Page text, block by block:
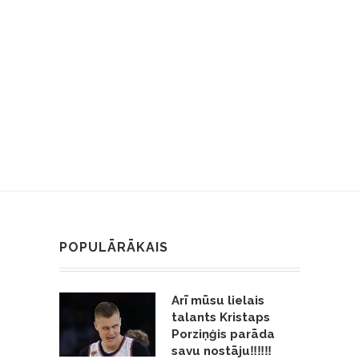
POPULĀRĀKAIS
Arī mūsu lielais
talants Kristaps
Porziņģis parāda
savu nostāju‼️‼️‼️